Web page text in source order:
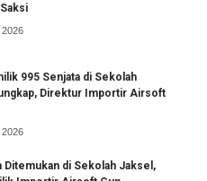
995 Senjata di Sekolah
Direktur Importir Airsoft
Ditemukan di Sekolah Jaksel,